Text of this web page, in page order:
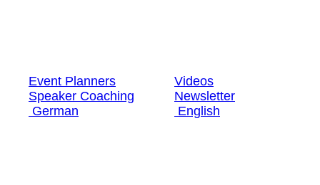
Event Planners
Videos
Speaker Coaching
Newsletter
German
English